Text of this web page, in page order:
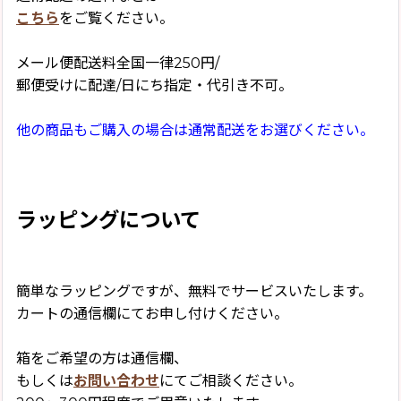
こちらをご覧ください。
メール便配送料全国一律250円/
郵便受けに配達/日にち指定・代引き不可。
他の商品もご購入の場合は通常配送をお選びください。
ラッピングについて
簡単なラッピングですが、無料でサービスいたします。
カートの通信欄にてお申し付けください。
箱をご希望の方は通信欄、
もしくはお問い合わせにてご相談ください。